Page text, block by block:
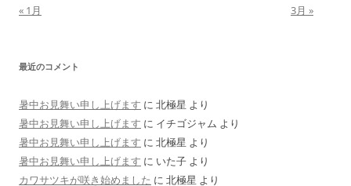
« 1月
3月 »
最近のコメント
暑中お見舞い申し上げます に 北極星 より
暑中お見舞い申し上げます に イチゴジャム より
暑中お見舞い申し上げます に 北極星 より
暑中お見舞い申し上げます に いた子 より
カワサツキが咲き始めました に 北極星 より